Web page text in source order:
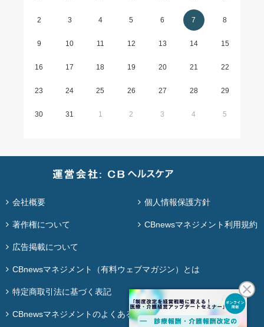
2 3 4 5 6 7 8
9 10 11 12 13 14 15
16 17 18 19 20 21 22
23 24 25 26 27 28 29
30 31 1 2 3 4 5
会社概要 個人情報保護方針
著作権について CBnewsマネジメント利用規約
広告掲載について
CBnewsマネジメント（有料ウェブマガジン）とは
特定商取引法に基づく表記
CBnewsマネジメントのよくある質問